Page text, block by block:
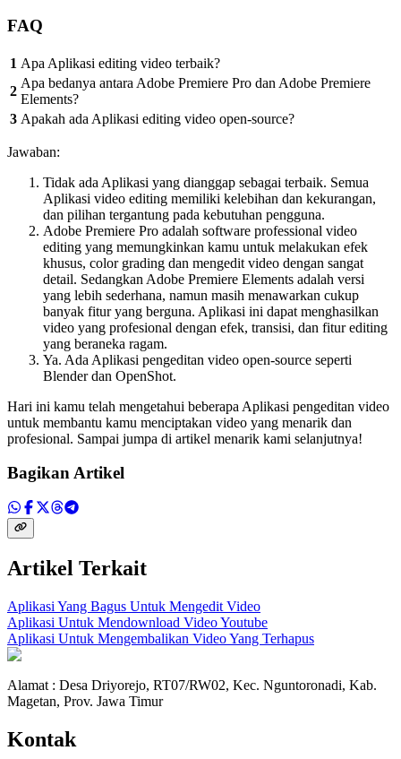
FAQ
1 Apa Aplikasi editing video terbaik?
2
Apa bedanya antara Adobe Premiere Pro dan Adobe Premiere
Elements?
3 Apakah ada Aplikasi editing video open-source?
Jawaban:
Tidak ada Aplikasi yang dianggap sebagai terbaik. Semua
Aplikasi video editing memiliki kelebihan dan kekurangan,
dan pilihan tergantung pada kebutuhan pengguna.
Adobe Premiere Pro adalah software professional video
editing yang memungkinkan kamu untuk melakukan efek
khusus, color grading dan mengedit video dengan sangat
detail. Sedangkan Adobe Premiere Elements adalah versi
yang lebih sederhana, namun masih menawarkan cukup
banyak fitur yang berguna. Aplikasi ini dapat menghasilkan
video yang profesional dengan efek, transisi, dan fitur editing
yang beraneka ragam.
Ya. Ada Aplikasi pengeditan video open-source seperti
Blender dan OpenShot.
Hari ini kamu telah mengetahui beberapa Aplikasi pengeditan video
untuk membantu kamu menciptakan video yang menarik dan
profesional. Sampai jumpa di artikel menarik kami selanjutnya!
Bagikan Artikel
Artikel Terkait
Aplikasi Yang Bagus Untuk Mengedit Video
Aplikasi Untuk Mendownload Video Youtube
Aplikasi Untuk Mengembalikan Video Yang Terhapus
Alamat : Desa Driyorejo, RT07/RW02, Kec. Nguntoronadi, Kab.
Magetan, Prov. Jawa Timur
Kontak